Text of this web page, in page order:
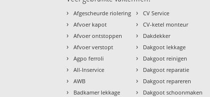
› Afgescheurde riolering
› Afvoer kapot
› Afvoer ontstoppen
› Afvoer verstopt
› Agpo ferroli
› All-Inservice
› AWB
› Badkamer lekkage
› CV Service
› CV-ketel monteur
› Dakdekker
› Dakgoot lekkage
› Dakgoot reinigen
› Dakgoot reparatie
› Dakgoot repareren
› Dakgoot schoonmaken